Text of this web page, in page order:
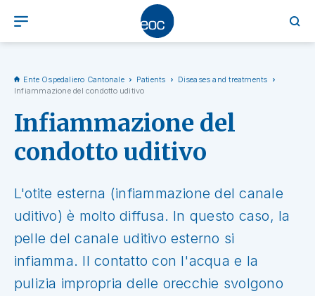
Ente Ospedaliero Cantonale Patients
Diseases and treatments
Infiammazione del condotto uditivo
Infiammazione del
condotto uditivo
L'otite esterna (infiammazione del canale
uditivo) è molto diffusa. In questo caso, la
pelle del canale uditivo esterno si
infiamma. Il contatto con l'acqua e la
pulizia impropria delle orecchie svolgono